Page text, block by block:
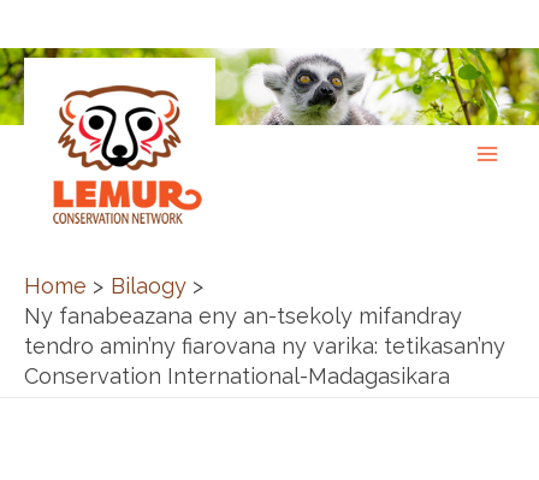
to
content
Home
Bilaogy
Ny fanabeazana eny an-tsekoly mifandray
tendro amin’ny fiarovana ny varika: tetikasan’ny
Conservation International-Madagasikara